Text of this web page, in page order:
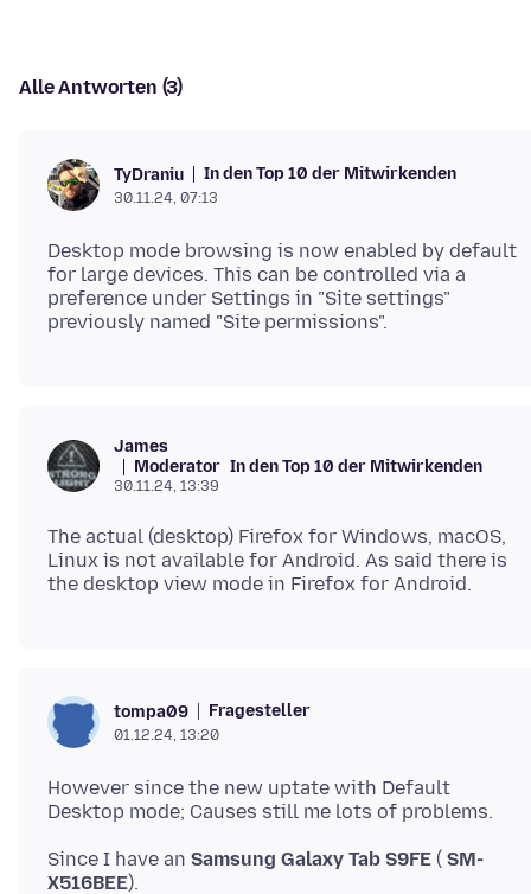
Alle Antworten (3)
TyDraniu In den Top 10 der Mitwirkenden
30.11.24, 07:13
Desktop mode browsing is now enabled by default
for large devices. This can be controlled via a
preference under Settings in "Site settings"
James
Moderator In den Top 10 der Mitwirkenden
30.11.24, 13:39
The actual (desktop) Firefox for Windows, macOS,
Linux is not available for Android. As said there is
tompa09 Fragesteller
01.12.24, 13:20
However since the new uptate with Default
Since I have an Samsung Galaxy Tab S9FE ( SM-
X516BEE